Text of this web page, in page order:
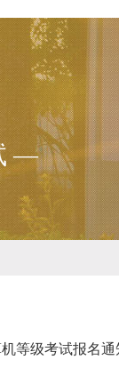
—
等级考试报名通